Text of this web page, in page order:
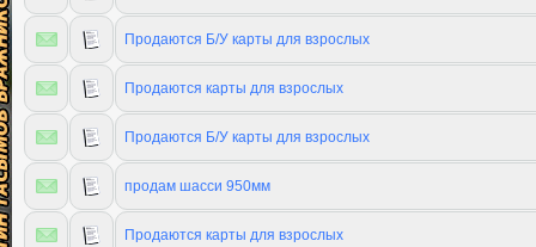
Продаются Б/У карты для взрослых
Продаются карты для взрослых
Продаются Б/У карты для взрослых
продам шасси 950мм
Продаются карты для взрослых